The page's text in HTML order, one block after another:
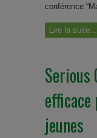
conférence
Lire la suite...
Serious
jeunes